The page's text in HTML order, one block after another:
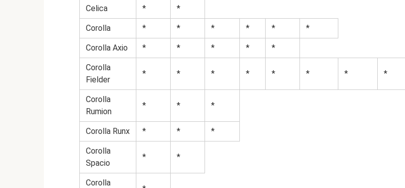
Celica * *
Corolla * * * * * *
Corolla Axio * * * * *
Corolla
Fielder
* * * * * * * *
Corolla
Rumion
* * *
Corolla Runx * * *
Corolla
Spacio
* *
Corolla